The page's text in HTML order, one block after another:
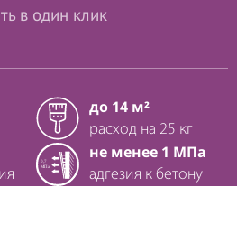
в один клик
до 14 м²
расход на 25 кг
не менее 1 МПа
адгезия к бетону